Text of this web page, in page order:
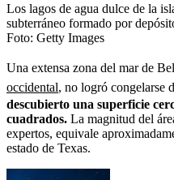
Los lagos de agua dulce de la
subterráneo formado por
Foto: Getty Images
Una extensa zona del mar de
occidental, no logró congelarse
descubierto una superficie
cuadrados. La magnitud del
expertos, equivale
estado de Texas.